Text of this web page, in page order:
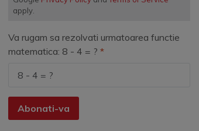
apply.
Va rugam sa rezolvati urmatoarea functie
matematica: 8 - 4 = ?
Abonati-va